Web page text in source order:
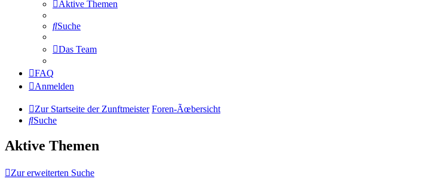
Aktive Themen
Suche
Das Team
FAQ
Anmelden
Zur Startseite der Zunftmeister Foren-Ãœbersicht
Suche
Aktive Themen
Zur erweiterten Suche